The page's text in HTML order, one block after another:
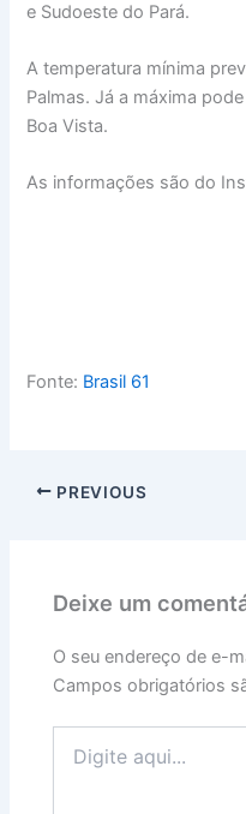
e Sudoeste do Pará.
A temperatura mínima
Palmas. Já a máxima
Boa Vista.
As informações são do
Fonte: Brasil 61
PREVIOUS
Deixe um
O seu endereço de e-
Campos obrigatórios
aqui...